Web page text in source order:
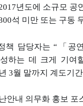
년도에 소규모 공
석 미만 또는 구동
책 담당자는“「 공
하는 데 크게 기여
3월 말까지 계도기
안내 의무화 홍보 포